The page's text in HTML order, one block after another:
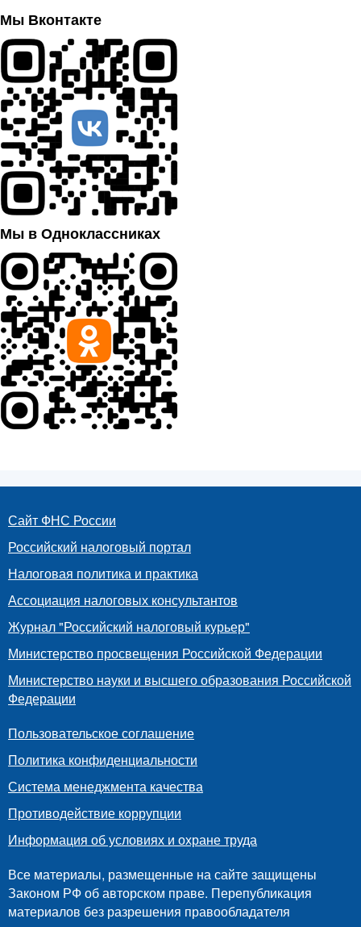
Мы Вконтакте
Мы в Одноклассниках
Сайт ФНС России
Российский налоговый портал
Налоговая политика и практика
Ассоциация налоговых консультантов
Журнал "Российский налоговый курьер"
Министерство просвещения Российской Федерации
Министерство науки и высшего образования Российской
Федерации
Пользовательское соглашение
Политика конфиденциальности
Система менеджмента качества
Противодействие коррупции
Информация об условиях и охране труда
Все материалы, размещенные на сайте защищены
Законом РФ об авторском праве. Перепубликация
материалов без разрешения правообладателя